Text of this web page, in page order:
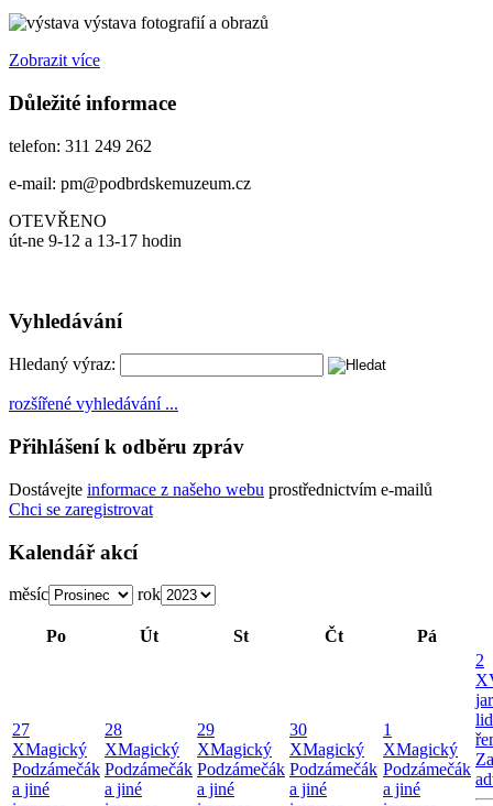
výstava fotografií a obrazů
Zobrazit více
Důležité informace
telefon: 311 249 262
e-mail: pm@podbrdskemuzeum.cz
OTEVŘENO
út-ne 9-12 a 13-17 hodin
Vyhledávání
Hledaný výraz:
rozšířené vyhledávání ...
Přihlášení k odběru zpráv
Dostávejte informace z našeho webu prostřednictvím e-mailů
Chci se zaregistrovat
Kalendář akcí
měsíc rok
Po Út St Čt Pá
27
XMagický
Podzámečák
a jiné
28
XMagický
Podzámečák
a jiné
29
XMagický
Podzámečák
a jiné
30
XMagický
Podzámečák
a jiné
1
XMagický
Podzámečák
a jiné
2
X